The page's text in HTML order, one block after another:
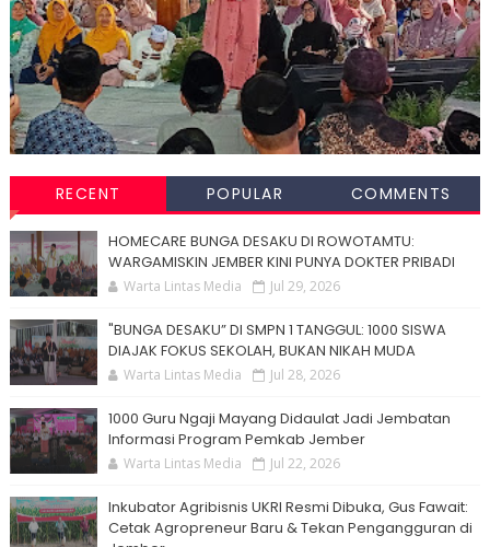
RECENT POPULAR COMMENTS
HOMECARE BUNGA DESAKU DI ROWOTAMTU:
WARGAMISKIN JEMBER KINI PUNYA DOKTER PRIBADI
Warta Lintas Media Jul 29, 2026
"BUNGA DESAKU” DI SMPN 1 TANGGUL: 1000 SISWA
DIAJAK FOKUS SEKOLAH, BUKAN NIKAH MUDA
Warta Lintas Media Jul 28, 2026
1000 Guru Ngaji Mayang Didaulat Jadi Jembatan
Informasi Program Pemkab Jember
Warta Lintas Media Jul 22, 2026
Inkubator Agribisnis UKRI Resmi Dibuka, Gus Fawait:
Cetak Agropreneur Baru & Tekan Pengangguran di